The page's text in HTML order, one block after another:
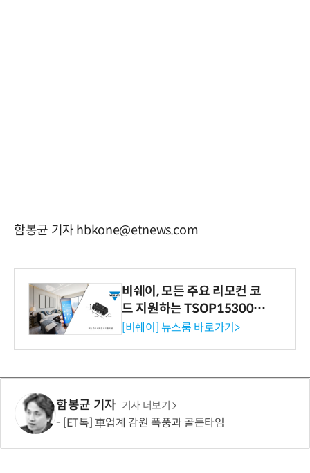
함봉균 기자 hbkone@etnews.com
비쉐이, 모든 주요 리모컨 코
드 지원하는 TSOP15300 시
리즈 IR 수신기 출시
[비쉐이] 뉴스룸 바로가기>
함봉균 기자 기사 더보기
[ET톡] 車업계 감원 폭풍과 골든타임